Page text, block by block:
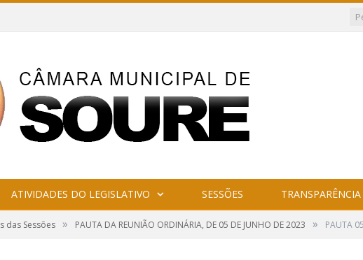
ATIVIDADES DO LEGISLATIVO SESSÕES TRANSPARÊNCIA
das Sessões » PAUTA DA REUNIÃO ORDINÁRIA, DE 05 DE JUNHO DE 2023 » PAUTA